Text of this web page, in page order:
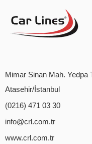
Mimar Sinan Mah. Yedpa
Atasehir/İstanbul
(0216) 471 03 30
info@crl.com.tr
www.crl.com.tr